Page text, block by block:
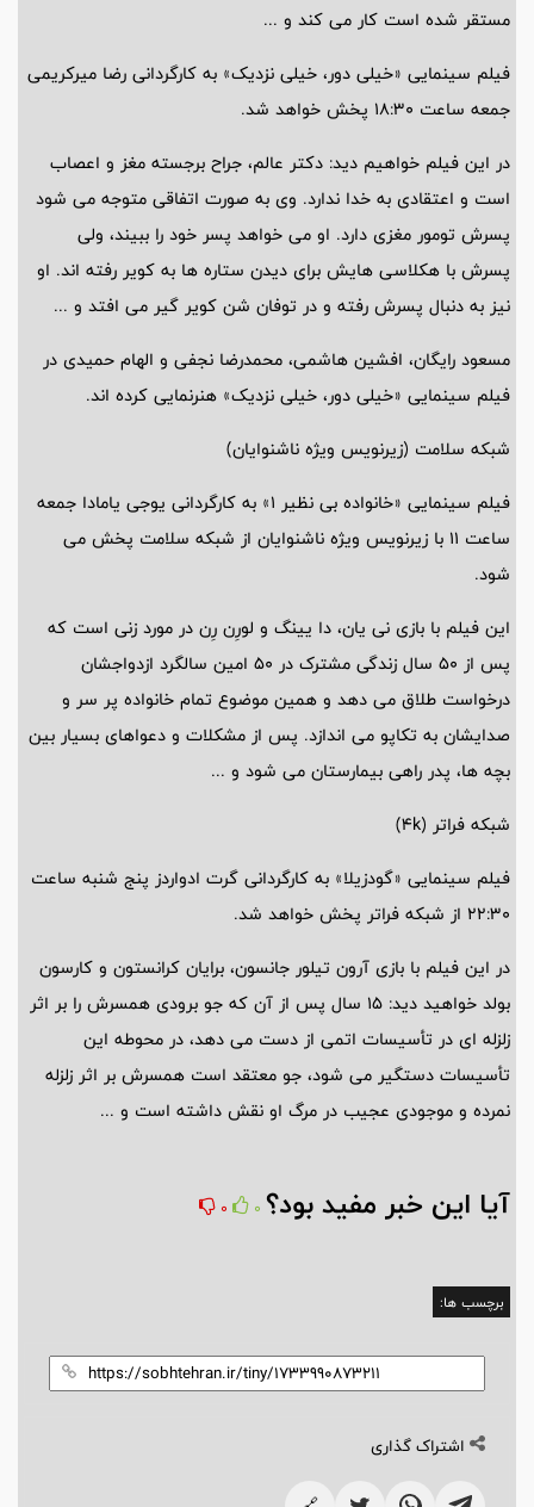
مستقر شده است کار می کند و ...
فیلم سینمایی «خیلی دور، خیلی نزدیک» به کارگردانی رضا میرکریمی
جمعه ساعت 18:30 پخش خواهد شد.
در این فیلم خواهیم دید: دکتر عالم، جراح برجسته مغز و اعصاب
است و اعتقادی به خدا ندارد. وی به صورت اتفاقی متوجه می شود
پسرش تومور مغزی دارد. او می خواهد پسر خود را ببیند، ولی
پسرش با هکلاسی هایش برای دیدن ستاره ها به کویر رفته اند. او
نیز به دنبال پسرش رفته و در توفان شن کویر گیر می افتد و ...
مسعود رایگان، افشین هاشمی، محمدرضا نجفی و الهام حمیدی در
فیلم سینمایی «خیلی دور، خیلی نزدیک» هنرنمایی کرده اند.
شبکه سلامت (زیرنویس ویژه ناشنوایان)
فیلم سینمایی «خانواده بی نظیر 1» به کارگردانی یوجی یامادا جمعه
ساعت 11 با زیرنویس ویژه ناشنوایان از شبکه سلامت پخش می
شود.
این فیلم با بازی نی یان، دا یینگ و لورِن رِن در مورد زنی است که
پس از 50 سال زندگی مشترک در 50 امین سالگرد ازدواجشان
درخواست طلاق می دهد و همین موضوع تمام خانواده پر سر و
صدایشان به تکاپو می اندازد. پس از مشکلات و دعواهای بسیار بین
بچه ها، پدر راهی بیمارستان می شود و ...
شبکه فراتر (4k)
فیلم سینمایی «گودزیلا» به کارگردانی گرت ادواردز پنج شنبه ساعت
22:30 از شبکه فراتر پخش خواهد شد.
در این فیلم با بازی آرون تیلور جانسون، برایان کرانستون و کارسون
بولد خواهید دید: 15 سال پس از آن که جو برودی همسرش را بر اثر
زلزله ای در تأسیسات اتمی از دست می دهد، در محوطه این
تأسیسات دستگیر می شود، جو معتقد است همسرش بر اثر زلزله
نمرده و موجودی عجیب در مرگ او نقش داشته است و ...
آیا این خبر مفید بود؟ 0
0
برچسب ها:
اشتراک گذاری